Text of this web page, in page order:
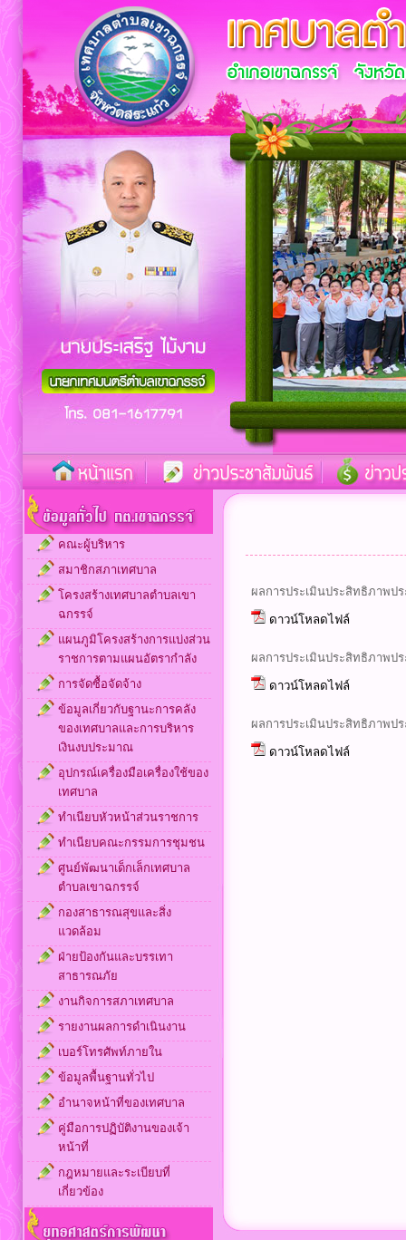
คณะผู้บริหาร
สมาชิกสภาเทศบาล
โครงสร้างเทศบาลตำบลเขา
ฉกรรจ์
แผนภูมิโครงสร้างการแบ่งส่วน
ราชการตามแผนอัตรากำลัง
การจัดซื้อจัดจ้าง
ข้อมูลเกี่ยวกับฐานะการคลัง
ของเทศบาลและการบริหาร
เงินงบประมาณ
อุปกรณ์เครื่องมือเครื่องใช้ของ
เทศบาล
ทำเนียบหัวหน้าส่วนราชการ
ทำเนียบคณะกรรมการชุมชน
ศูนย์พัฒนาเด็กเล็กเทศบาล
ตำบลเขาฉกรรจ์
กองสาธารณสุขและสิ่ง
แวดล้อม
ฝ่ายป้องกันและบรรเทา
สาธารณภัย
งานกิจการสภาเทศบาล
รายงานผลการดำเนินงาน
เบอร์โทรศัพท์ภายใน
ข้อมูลพื้นฐานทั่วไป
อำนาจหน้าที่ของเทศบาล
คู่มือการปฏิบัติงานของเจ้า
หน้าที่
กฎหมายและระเบียบที่
เกี่ยวข้อง
ผลการประเมินประสิทธิภาพป
ดาวน์โหลดไฟล์
ผลการประเมินประสิทธิภาพป
ดาวน์โหลดไฟล์
ผลการประเมินประสิทธิภาพป
ดาวน์โหลดไฟล์